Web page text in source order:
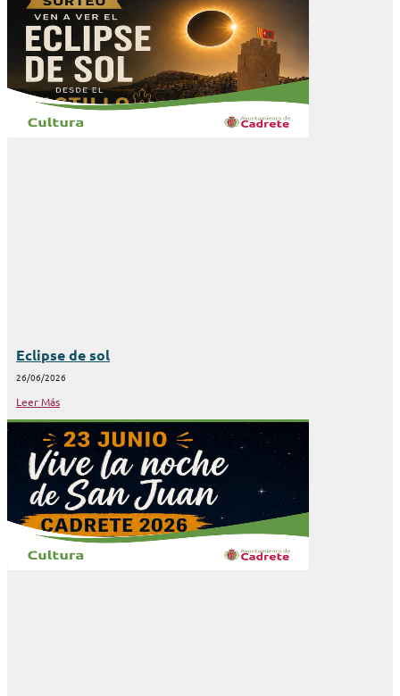
Eclipse de sol
26/06/2026
Leer Más